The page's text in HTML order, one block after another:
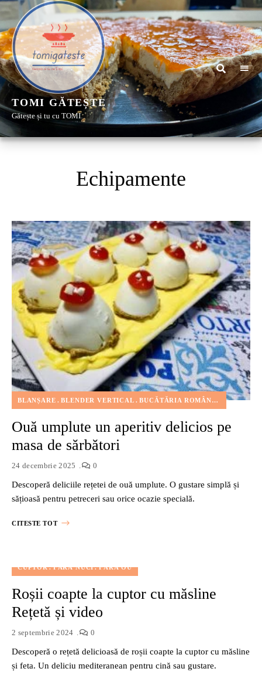
TOMI GĂTEȘTE
Gătește și tu cu TOMI
Echipamente
BLANȘARE BLENDER VERTICAL BUCĂTĂRIA ROMÂNEASCĂ
Ouă umplute un aperitiv delicios pe
masa de sărbători
24 decembrie 2025 0
Descoperă deliciile rețetei de ouă umplute. O gustare simplă și
sățioasă pentru petreceri sau orice ocazie specială.
CITESTE TOT
CUPTOR FĂRĂ NUCI FĂRĂ OU
Roșii coapte la cuptor cu măsline
Rețetă și video
2 septembrie 2024 0
Descoperă o rețetă delicioasă de roșii coapte la cuptor cu măsline
și feta. Un deliciu mediteranean pentru cină sau gustare.